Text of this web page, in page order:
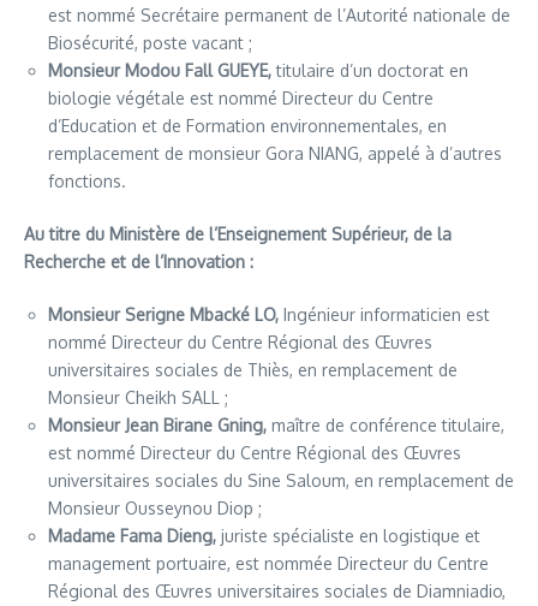
est nommé Secrétaire permanent de l’Autorité nationale de
Biosécurité, poste vacant ;
Monsieur Modou Fall GUEYE,titulaire d’un doctorat en
biologie végétale est nommé Directeur du Centre
d’Education et de Formation environnementales, en
remplacement de monsieur Gora NIANG, appelé à d’autres
fonctions.
Au titre du Ministère de l’Enseignement Supérieur, de la
Recherche et de l’Innovation :
Monsieur Serigne Mbacké LO, Ingénieur informaticien est
nommé Directeur du Centre Régional des Œuvres
universitaires sociales de Thiès, en remplacement de
Monsieur Cheikh SALL ;
Monsieur Jean Birane Gning, maître de conférence titulaire,
est nommé Directeur du Centre Régional des Œuvres
universitaires sociales du Sine Saloum, en remplacement de
Monsieur Ousseynou Diop ;
Madame Fama Dieng, juriste spécialiste en logistique et
management portuaire, est nommée Directeur du Centre
Régional des Œuvres universitaires sociales de Diamniadio,